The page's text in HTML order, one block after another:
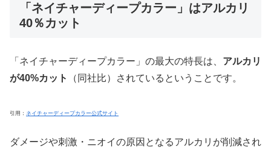
「ネイチャーディープカラー」はアルカリ
40％カット
「ネイチャーディープカラー」の最大の特長は、 アルカリ
が40%カット
（同社比）されているということです。
引用： ネイチャーディープカラー公式サイト
ダメージや刺激・ニオイの原因となるアルカリが削減され